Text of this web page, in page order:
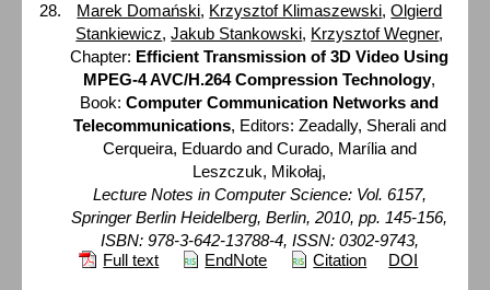
Marek Domański, Krzysztof Klimaszewski,Olgierd
Stankiewicz,Jakub Stankowski, Krzysztof Wegner,
Chapter: Efficient Transmission of 3D Video Using
MPEG-4 AVC/H.264 Compression Technology,
Book:Computer Communication Networks and
Telecommunications, Editors: Zeadally, Sherali and
Cerqueira, Eduardo and Curado, Marília and
Leszczuk, Mikołaj,
Lecture Notes in Computer Science: Vol. 6157,
Springer Berlin Heidelberg, Berlin, 2010, pp. 145-156,
ISBN: 978-3-642-13788-4, ISSN: 0302-9743,
Full text
EndNote Citation DOI